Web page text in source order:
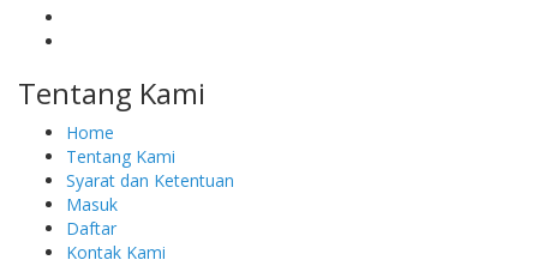
Tentang Kami
Home
Tentang Kami
Syarat dan Ketentuan
Masuk
Daftar
Kontak Kami